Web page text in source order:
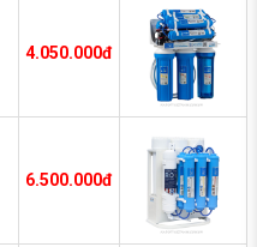
4.050.000đ
6.500.000đ